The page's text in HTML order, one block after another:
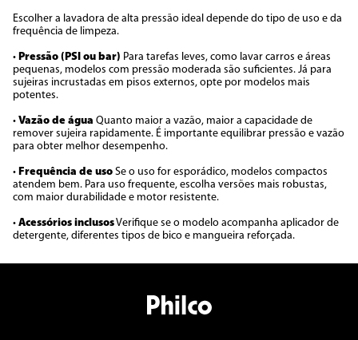
Escolher a lavadora de alta pressão ideal depende do tipo de uso e da
frequência de limpeza.
• Pressão (PSI ou bar) Para tarefas leves, como lavar carros e áreas
pequenas, modelos com pressão moderada são suficientes. Já para
sujeiras incrustadas em pisos externos, opte por modelos mais
potentes.
• Vazão de água Quanto maior a vazão, maior a capacidade de
remover sujeira rapidamente. É importante equilibrar pressão e vazão
para obter melhor desempenho.
• Frequência de uso Se o uso for esporádico, modelos compactos
atendem bem. Para uso frequente, escolha versões mais robustas,
com maior durabilidade e motor resistente.
• Acessórios inclusosVerifique se o modelo acompanha aplicador de
detergente, diferentes tipos de bico e mangueira reforçada.